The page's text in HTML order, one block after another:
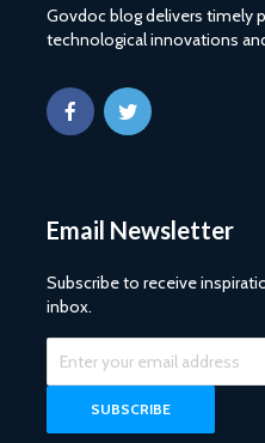
Govdoc blog delivers timely
technological innovations
Email Newsletter
Subscribe to receive
inbox.